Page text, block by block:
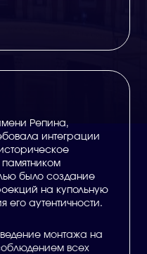
Репина,
интеграции
было создание
на купольную
его аутентичности.
монтажа на
всех